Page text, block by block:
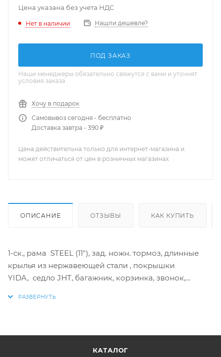
Цена указана без учета НДС
Нет в наличии Нашли дешевле?
ПОД ЗАКАЗ
Наши менеджеры обязательно свяжутся с вами и уточнят
условия заказа
Хочу в подарок
Самовывоз сегодня - бесплатно
Доставка завтра - 390 ₽
Цена действительна только для интернет-магазина и
может отличаться от цен в розничных магазинах
ОПИСАНИЕ ОТЗЫВЫ КАК КУПИТЬ
1-ск., рама STEEL (11"), зад. ножн. тормоз, длинные
крылья из нержавеющей стали , покрышки
YIDA, седло JHT, багажник, корзинка, звонок,
КАТАЛОГ